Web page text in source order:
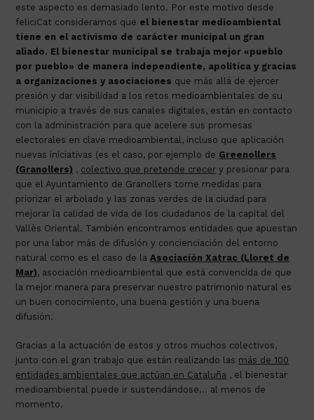
este aspecto es demasiado lento. Por este motivo desde
feliciCat consideramos que el bienestar medioambiental
tiene en el activismo de carácter municipal un gran
aliado. El bienestar municipal se trabaja mejor «pueblo
por pueblo» de manera independiente, apolítica y gracias
a organizaciones y asociaciones que más allá de ejercer
presión y dar visibilidad a los retos medioambientales de su
municipio a través de sus canales digitales, están en contacto
con la administración para que acelere sus promesas
electorales en clave medioambiental, incluso que aplicación
nuevas iniciativas (es el caso, por ejemplo de Greenollers
(Granollers) , colectivo que pretende crecer y presionar para
que el Ayuntamiento de Granollers tome medidas para
priorizar el arbolado y las zonas verdes de la ciudad para
mejorar la calidad de vida de los ciudadanos de la capital del
Vallès Oriental. También encontramos entidades que apuestan
por una labor más de difusión y concienciación del entorno
natural como es el caso de laAsociación Xatrac (Lloret de
Mar), asociación medioambiental que está convencida de que
la mejor manera para preservar nuestro patrimonio natural es
un buen conocimiento, una buena gestión y una buena
difusión.
Gracias a la actuación de estos y otros muchos colectivos,
junto con el gran trabajo que están realizando las más de 100
entidades ambientales que actúan en Cataluña , el bienestar
medioambiental puede ir sustendándose… al menos de
momento.